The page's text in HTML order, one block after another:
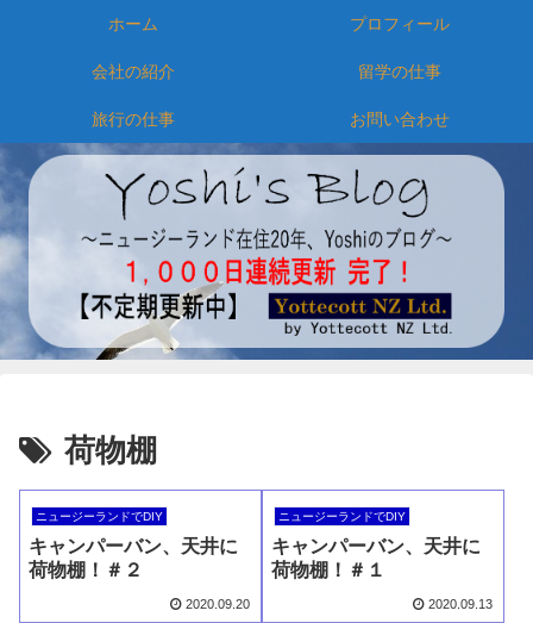
ホーム プロフィール
会社の紹介 留学の仕事
旅行の仕事 お問い合わせ
荷物棚
ニュージーランドでDIY
キャンパーバン、天井に
荷物棚！＃２
2020.09.20
ニュージーランドでDIY
キャンパーバン、天井に
荷物棚！＃１
2020.09.13